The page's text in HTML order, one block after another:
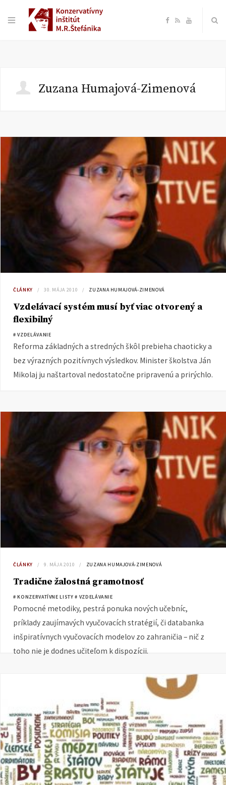
F
k
R Y
b
Zuzana Humajová-Zimenová
ČLÁNKY 30. MÁJA 2010 ZUZANA HUMAJOVÁ-ZIMENOVÁ
Vzdelávací systém musí byť viac otvorený a
flexibilný
# VZDELÁVANIE
Reforma základných a stredných škôl prebieha chaoticky a
bez výrazných pozitívnych výsledkov. Minister školstva Ján
Mikolaj ju naštartoval nedostatočne pripravenú a prirýchlo.
ČLÁNKY 9. MÁJA 2010 ZUZANA HUMAJOVÁ-ZIMENOVÁ
Tradične žalostná gramotnosť
# KONZERVATÍVNE LISTY # VZDELÁVANIE
Pomocné metodiky, pestrá ponuka nových učebníc,
príklady zaujímavých vyučovacích stratégií, či databanka
inšpiratívnych vyučovacích modelov zo zahraničia – nič z
toho nie je dodnes učiteľom k dispozícii.